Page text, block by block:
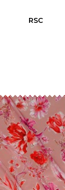
RSC